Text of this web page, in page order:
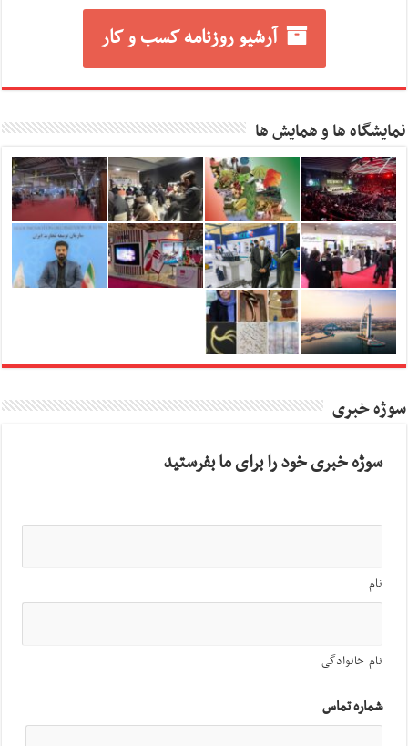
آرشیو روزنامه کسب و کار
نمایشگاه ها و همایش ها
سوژه خبری
سوژه خبری خود را برای ما بفرستید
نام
نام خانوادگی
شماره تماس